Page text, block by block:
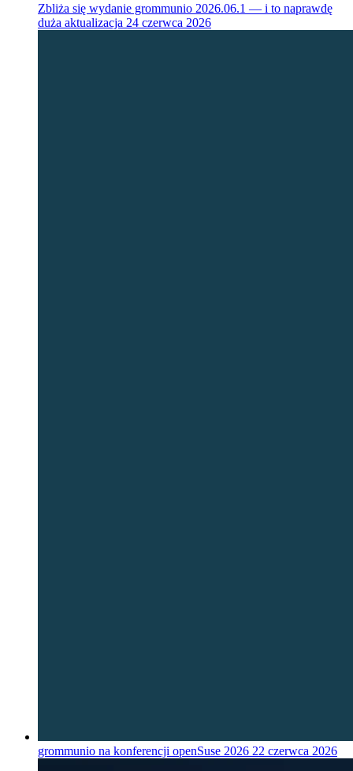
Zbliża się wydanie grommunio 2026.06.1 — i to naprawdę
duża aktualizacja 24 czerwca 2026
grommunio na konferencji openSuse 2026 22 czerwca 2026